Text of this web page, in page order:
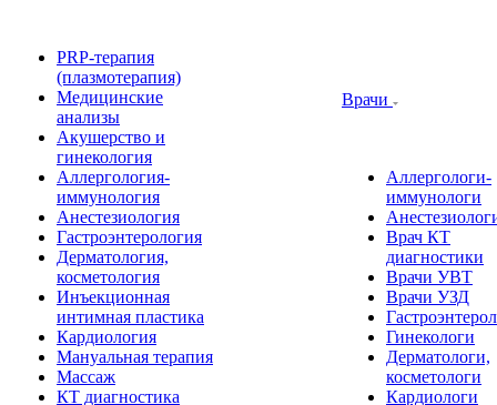
PRP-терапия
(плазмотерапия)
Медицинские
анализы
Акушерство и
гинекология
Аллергология-
иммунология
Анестезиология
Гастроэнтерология
Дерматология,
косметология
Инъекционная
интимная пластика
Кардиология
Мануальная терапия
Массаж
КТ диагностика
Врачи
Аллергологи-
иммунологи
Врач КТ
диагностики
Врачи УВТ
Врачи УЗД
Гинекологи
Дерматологи,
косметологи
Кардиологи